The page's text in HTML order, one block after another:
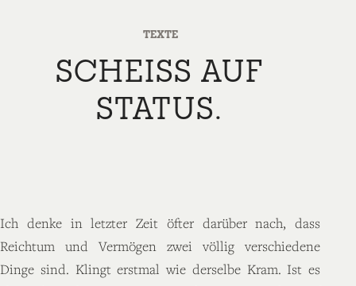
TEXTE
SCHEISS AUF S
TATUS.
Ich denke in letzter Zeit öfter darüber nach, dass
Reichtum und Vermögen zwei völlig verschiedene
Dinge sind. Klingt erstmal wie derselbe Kram. Ist es